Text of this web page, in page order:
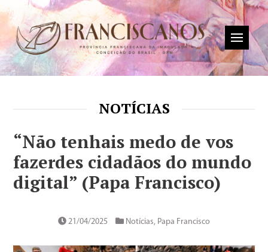
NOTÍCIAS
“Não tenhais medo de vos
fazerdes cidadãos do mundo
digital” (Papa Francisco)
21/04/2025 Notícias, Papa Francisco